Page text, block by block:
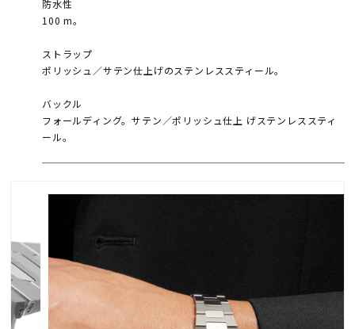
防水性
100 m。
ストラップ
ポリッシュ／サテン仕上げのステンレススティール。
バックル
フォールディング。サテン／ポリッシュ仕上 げステンレススティ
ール。